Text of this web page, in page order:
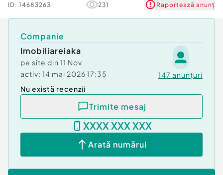
ID: 14683263 231 Raportează anunț
Companie
Imobiliareiaka
pe site din 11 Nov
activ: 14 mai 2026 17:35 147 anunțuri
Nu există recenzii
Trimite mesaj
XXXX XXX XXX
Arată numărul